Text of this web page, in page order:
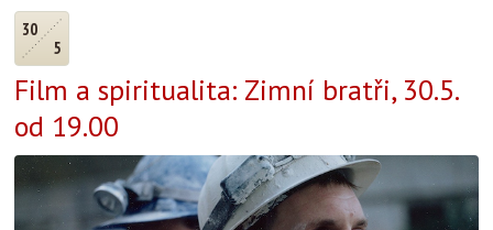
30
5
Film a spiritualita: Zimní bratři, 30.5.
od 19.00